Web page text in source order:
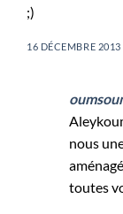
;)
16 DÉCEMBRE
nous
toutes